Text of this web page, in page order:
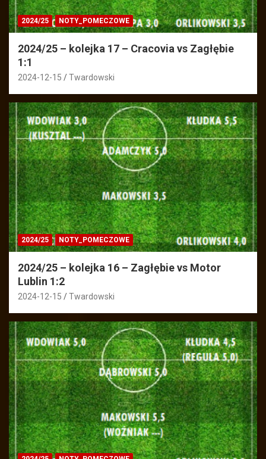
2024/25 NOTY_POMECZOWE
2024/25 – kolejka 17 – Cracovia vs Zagłębie
1:1
2024-12-15 Twardowski
2024/25 NOTY_POMECZOWE
2024/25 – kolejka 16 – Zagłębie vs Motor
Lublin 1:2
2024-12-15 Twardowski